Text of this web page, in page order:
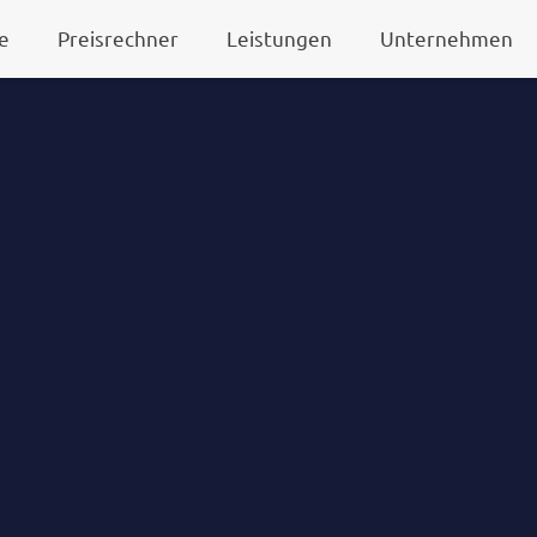
Preisrechner Leistungen Unternehmen